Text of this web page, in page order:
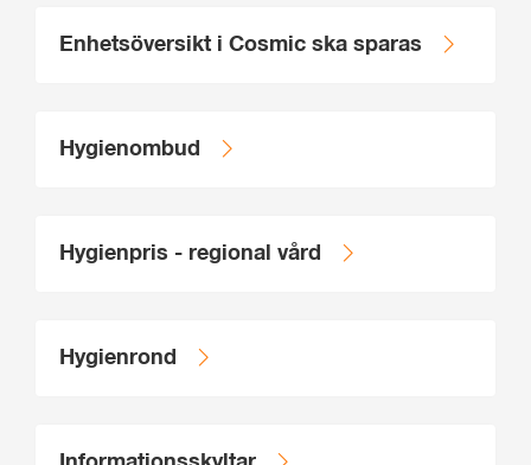
Enhetsöversikt i Cosmic ska sparas
Hygienombud
Hygienpris - regional vård
Hygienrond